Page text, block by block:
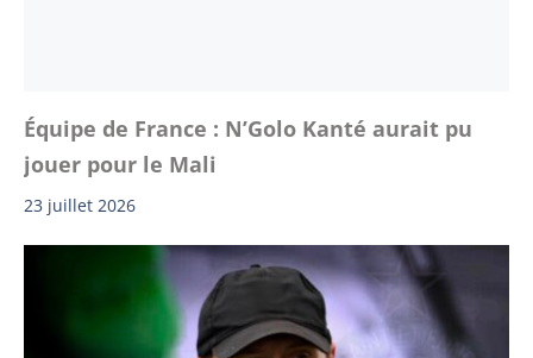
Équipe de France : N’Golo Kanté aurait pu
jouer pour le Mali
23 juillet 2026